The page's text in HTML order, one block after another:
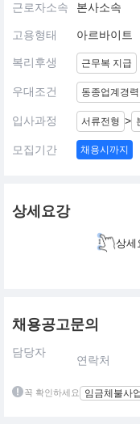
근로자소속 본사소속
고용형태 아르바이트
복리후생 근무복 지급
우대조건 동종업계경력
입사과정 서류전형 >
모집기간 채용시까지
상세요강
상세
채용공고문의
담당자
연락처
꼭 확인하세요 임금체불사